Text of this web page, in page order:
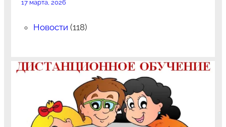
17 марта, 2026
Новости (118)